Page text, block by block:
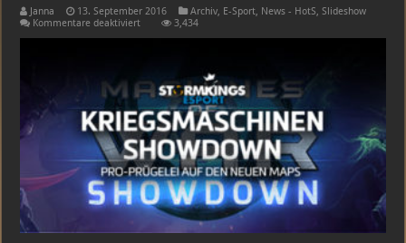
Janna 13. September 2016 Archiv, E-Sport, News - HotS,Slideshow
Kommentare deaktiviertfür
3,434